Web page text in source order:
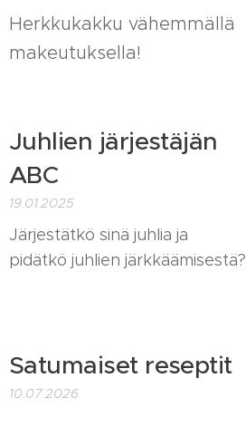
Herkkukakku vähemmällä
makeutuksella!
Juhlien järjestäjän
ABC
19.01.2025
Järjestätkö sinä juhlia ja
pidätkö juhlien järkkäämisestä?
Satumaiset reseptit
10.07.2026